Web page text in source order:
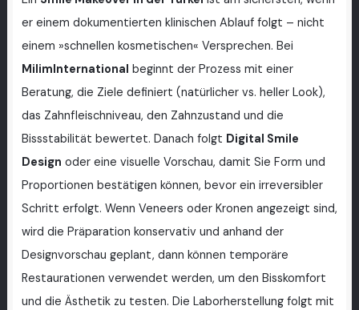
er einem dokumentierten klinischen Ablauf folgt – nicht
einem »schnellen kosmetischen« Versprechen. Bei
MilimInternational beginnt der Prozess mit einer
Beratung, die Ziele definiert (natürlicher vs. heller Look),
das Zahnfleischniveau, den Zahnzustand und die
Bissstabilität bewertet. Danach folgt Digital Smile
Design oder eine visuelle Vorschau, damit Sie Form und
Proportionen bestätigen können, bevor ein irreversibler
Schritt erfolgt. Wenn Veneers oder Kronen angezeigt sind,
wird die Präparation konservativ und anhand der
Designvorschau geplant, dann können temporäre
Restaurationen verwendet werden, um den Bisskomfort
und die Ästhetik zu testen. Die Laborherstellung folgt mit